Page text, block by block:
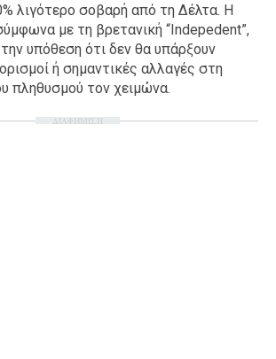
Επιλογές
λιγότερο σοβαρή από τη Δέλτα. Η
με τη βρετανική “Indepedent”,
υπόθεση ότι δεν θα υπάρξουν
ή σημαντικές αλλαγές στη
πληθυσμού τον χειμώνα.
ΔΙΑΦΗΜΙΣΗ